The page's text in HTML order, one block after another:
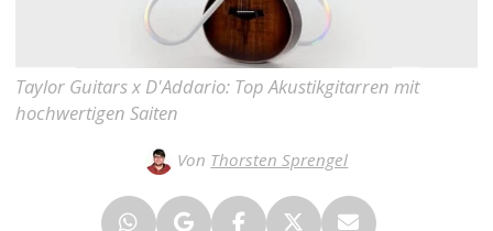
Taylor Guitars x D'Addario: Top Akustikgitarren mit
hochwertigen Saiten
Von Thorsten Sprengel